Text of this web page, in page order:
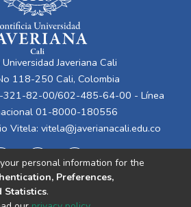
Javeriana Cali
118-250 Cali, Colombia
321-82-00/602-485-64-00 - Línea
01-8000-180556
Vitela: vitela@javerianacali.edu.co
personal information for the
Preferences,
Statistics.